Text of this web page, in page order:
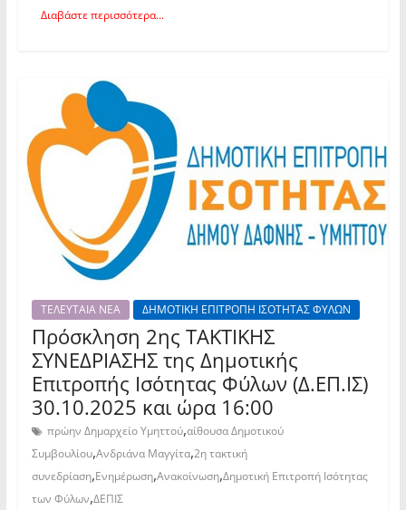
Διαβάστε περισσότερα...
ΤΕΛΕΥΤΑΙΑ ΝΕΑ ΔΗΜΟΤΙΚΗ ΕΠΙΤΡΟΠΗ ΙΣΟΤΗΤΑΣ ΦΥΛΩΝ
Πρόσκληση 2ης TAKTIKHΣ
ΣΥΝΕΔΡΙΑΣΗΣ της Δημοτικής
Επιτροπής Ισότητας Φύλων (Δ.ΕΠ.ΙΣ)
30.10.2025 και ώρα 16:00
πρώην Δημαρχείο Υμηττού,αίθουσα Δημοτικού
Συμβουλίου,Ανδριάνα Μαγγίτα,2η τακτική
συνεδρίαση,Ενημέρωση,Ανακοίνωση,Δημοτική Επιτροπή Ισότητας
των Φύλων,ΔΕΠΙΣ